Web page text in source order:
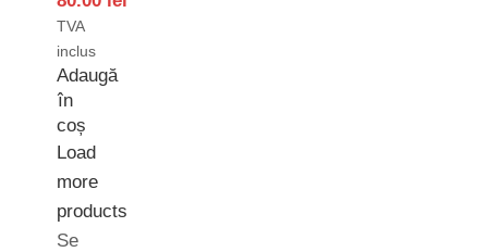
TVA
inclus
Adaugă
în
coș
Load
more
products
Se